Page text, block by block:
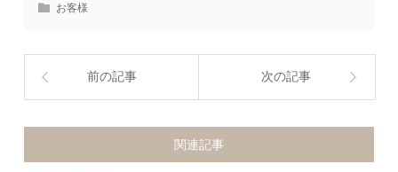
お客様
前の記事 次の記事
関連記事